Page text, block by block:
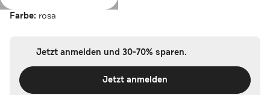
Farbe: rosa
Jetzt anmelden und 30-70% sparen.
Jetzt anmelden